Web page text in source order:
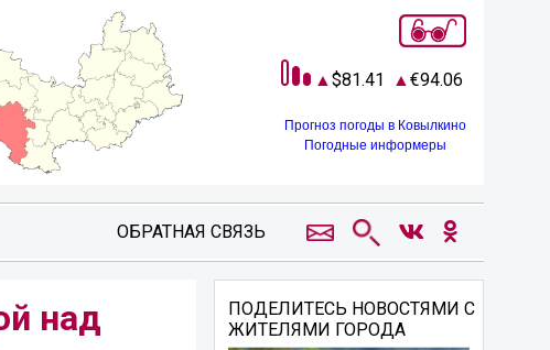
81.41 94.06
Прогноз погоды в Ковылкино
Погодные информеры
ОБРАТНАЯ СВЯЗЬ
над
ПОДЕЛИТЕСЬ НОВОСТЯМИ С
ЖИТЕЛЯМИ ГОРОДА